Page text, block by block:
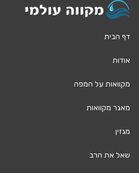
דף הבית
אודות
מקוואות על המפה
מאגר מקוואות
מגזין
שאל את הרב